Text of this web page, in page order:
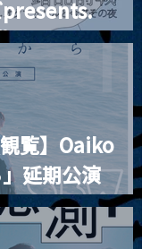
presents.
覧】Oaiko
延期公演
× 17歳